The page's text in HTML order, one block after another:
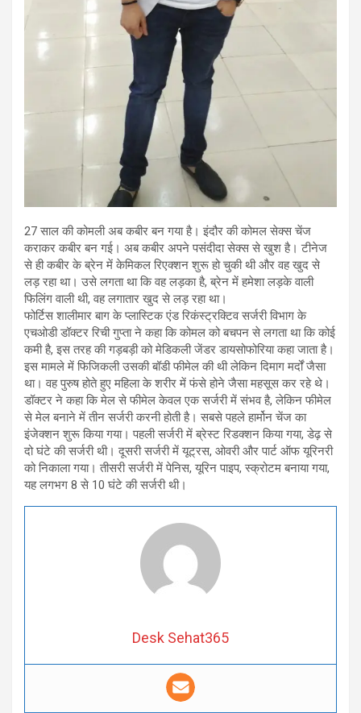
27 साल की कोमली अब कबीर बन गया है। इंदौर की कोमल सेक्स चेंज
कराकर कबीर बन गई। अब कबीर अपने पसंदीदा सेक्स से खुश है। टीनेज
से ही कबीर के ब्रेन में केमिकल रिएक्शन शुरू हो चुकी थी और वह खुद से
लड़ रहा था। उसे लगता था कि वह लड़का है, ब्रेन में हमेशा लड़के वाली
फिलिंग वाली थी, वह लगातार खुद से लड़ रहा था।
फोर्टिस शालीमार बाग के प्लास्टिक एंड रिकंस्ट्रक्टिव सर्जरी विभाग के
एचओडी डॉक्टर रिची गुप्ता ने कहा कि कोमल को बचपन से लगता था कि कोई
कमी है, इस तरह की गड़बड़ी को मेडिकली जेंडर डायसोफोरिया कहा जाता है।
इस मामले में फिजिकली उसकी बॉडी फीमेल की थी लेकिन दिमाग मर्दों जैसा
था। वह पुरुष होते हुए महिला के शरीर में फंसे होने जैसा महसूस कर रहे थे।
डॉक्टर ने कहा कि मेल से फीमेल केवल एक सर्जरी में संभव है, लेकिन फीमेल
से मेल बनाने में तीन सर्जरी करनी होती है। सबसे पहले हार्मोन चेंज का
इंजेक्शन शुरू किया गया। पहली सर्जरी में ब्रेस्ट रिडक्शन किया गया, डेढ़ से
दो घंटे की सर्जरी थी। दूसरी सर्जरी में यूट्रस, ओवरी और पार्ट ऑफ यूरिनरी
को निकाला गया। तीसरी सर्जरी में पेनिस, यूरिन पाइप, स्क्रोटम बनाया गया,
यह लगभग 8 से 10 घंटे की सर्जरी थी।
Desk Sehat365